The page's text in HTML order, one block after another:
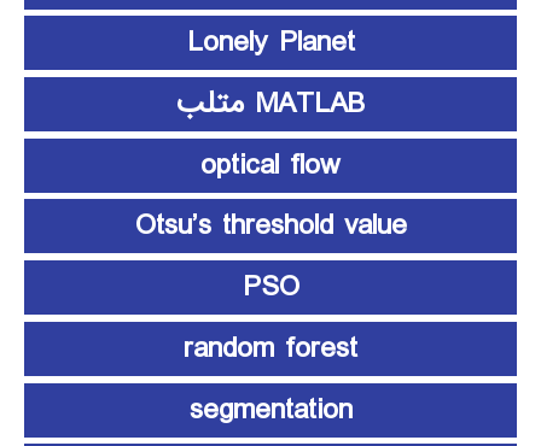
Lonely Planet
MATLAB متلب
optical flow
Otsu’s threshold value
PSO
random forest
segmentation